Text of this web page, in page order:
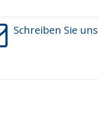
Schreiben Sie uns